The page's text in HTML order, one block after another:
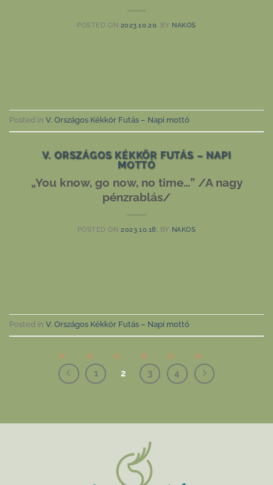
POSTED ON 2023.10.20. BY NAKOS
Posted in V. Országos Kékkör Futás – Napi mottó
V. ORSZÁGOS KÉKKÖR FUTÁS – NAPI
MOTTÓ
„You know, go now, no time…” /A nagy
pénzrablás/
POSTED ON 2023.10.18. BY NAKOS
Posted in V. Országos Kékkör Futás – Napi mottó
1 2 3 4